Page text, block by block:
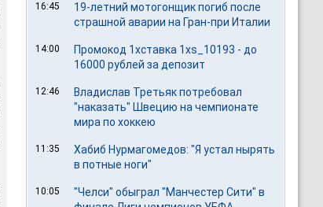
16:45
19-летний мотогонщик погиб после
страшной аварии на Гран-при Италии
14:00
Промокод 1хставка 1xs_10193 - до
16000 рублей за депозит
12:46
Владислав Третьяк потребовал
"наказать" Швецию на чемпионате
мира по хоккею
11:35
Хабиб Нурмагомедов: "Я устал нырять
в потные ноги"
10:05
"Челси" обыграл "Манчестер Сити" в